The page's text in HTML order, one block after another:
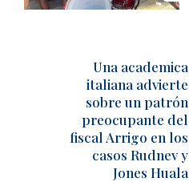
Una academica
italiana advierte
sobre un patrón
preocupante del
fiscal Arrigo en los
casos Rudnev y
Jones Huala